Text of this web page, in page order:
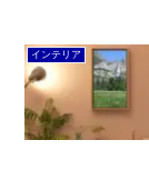
インテリア